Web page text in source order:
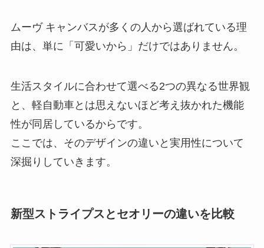
ムーヴ キャンバスが多くの人から選ばれている理
由は、単に「可愛いから」だけではありません。
生活スタイルに合わせて選べる2つの異なる世界観
と、軽自動車とは思えないほど考え抜かれた機能
性が同居しているからです。
ここでは、そのデザインの違いと実用性について
深掘りしていきます。
新型ストライプスとセオリーの違いを比較